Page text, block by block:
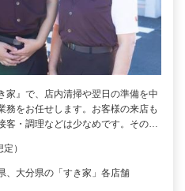
家』で、店内清掃や翌日の準備を中
務をお任せします。お客様の来店も
客・調理などは少なめです。その…
）
、大分県の「すき家」各店舗